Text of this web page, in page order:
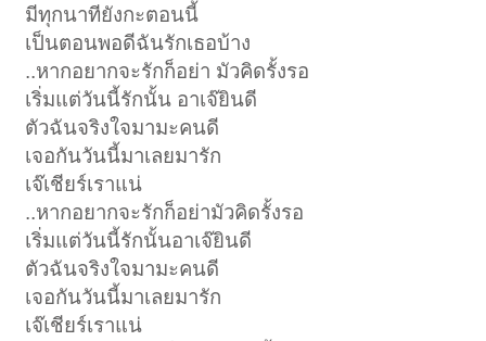
มีทุกนาทียังกะตอนนี้
เป็นตอนพอดีฉันรักเธอบ้าง
..หากอยากจะรักก็อย่า มัวคิดรั้งรอ
เริ่มแต่วันนี้รักนั้น อาเจ๊ยินดี
ตัวฉันจริงใจมามะคนดี
เจอกันวันนี้มาเลยมารัก
เจ๊เชียร์เราแน่
..หากอยากจะรักก็อย่ามัวคิดรั้งรอ
เริ่มแต่วันนี้รักนั้นอาเจ๊ยินดี
ตัวฉันจริงใจมามะคนดี
เจอกันวันนี้มาเลยมารัก
เจ๊เชียร์เราแน่